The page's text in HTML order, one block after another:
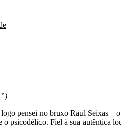
pensei no bruxo Raul Seixas –
psicodélico. Fiel à sua autêntica